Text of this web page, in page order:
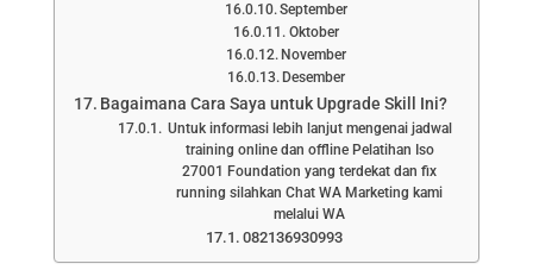
September
Oktober
November
Desember
Bagaimana Cara Saya untuk Upgrade Skill Ini?
Untuk informasi lebih lanjut mengenai jadwal
training online dan offline Pelatihan Iso
27001 Foundation yang terdekat dan fix
running silahkan Chat WA Marketing kami
melalui WA
082136930993